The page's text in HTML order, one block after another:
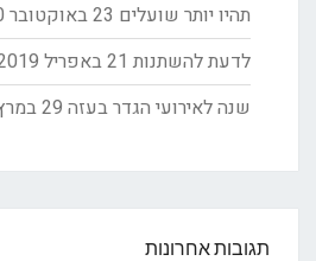
תהיו יותר שועלים 23 באוקטובר 2020
לדעת להשתנות 21 באפריל 2019
שנה לאירועי הגדר בעזה 29 במרץ 2019
תגובות אחרונות